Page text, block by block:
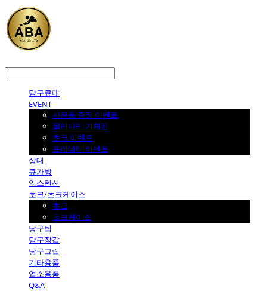
당구큐대
EVENT
사은품 증정 이벤트
몰리나리 기획전
초크 이벤트
프레데터 이벤트
상대
큐가방
익스텐션
초크/초크케이스
초크
초크케이스
당구팁
당구장갑
당구그립
기타용품
업소용품
Q&A